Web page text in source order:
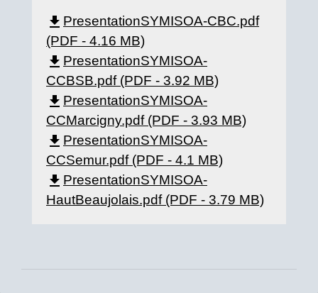
file_download PresentationSYMISOA-CBC.pdf
(PDF - 4.16 MB)
file_download PresentationSYMISOA-
CCBSB.pdf (PDF - 3.92 MB)
file_download PresentationSYMISOA-
CCMarcigny.pdf (PDF - 3.93 MB)
file_download PresentationSYMISOA-
CCSemur.pdf (PDF - 4.1 MB)
file_download PresentationSYMISOA-
HautBeaujolais.pdf (PDF - 3.79 MB)